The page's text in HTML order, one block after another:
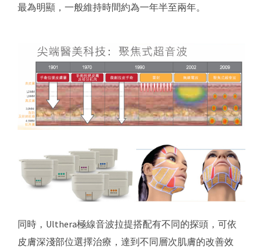
最為明顯，一般維持時間約為一年半至兩年。
同時，Ulthera極線音波拉提搭配有不同的探頭，可依
皮膚深淺部位選擇治療，達到不同層次肌膚的改善效